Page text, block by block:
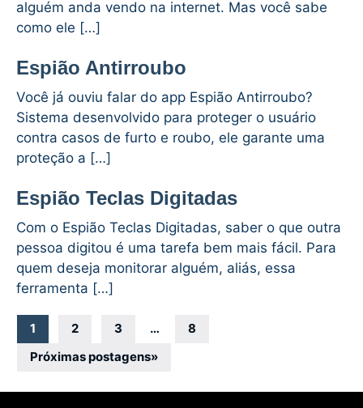
alguém anda vendo na internet. Mas você sabe
como ele […]
Espião Antirroubo
Você já ouviu falar do app Espião Antirroubo?
Sistema desenvolvido para proteger o usuário
contra casos de furto e roubo, ele garante uma
proteção a […]
Espião Teclas Digitadas
Com o Espião Teclas Digitadas, saber o que outra
pessoa digitou é uma tarefa bem mais fácil. Para
quem deseja monitorar alguém, aliás, essa
ferramenta […]
Navegação
por
posts
1 2 3 …
8
Próximas postagens»